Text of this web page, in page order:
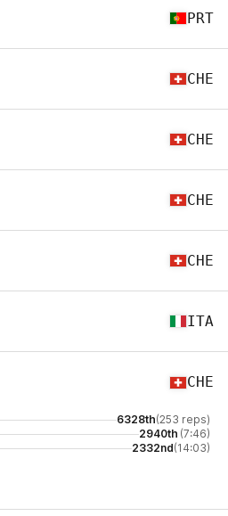
PRT
CHE
CHE
CHE
CHE
ITA
CHE
6328th(253 reps)
2940th (7:46)
2332nd(14:03)